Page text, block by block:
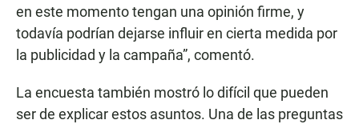
en este momento tengan una opinión firme, y
todavía podrían dejarse influir en cierta medida por
la publicidad y la campaña”, comentó.
La encuesta también mostró lo difícil que pueden
ser de explicar estos asuntos. Una de las preguntas